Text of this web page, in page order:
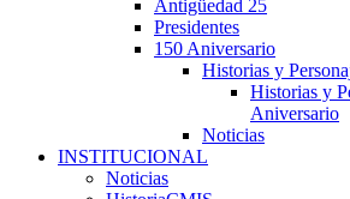
Antigüedad 25
Presidentes
150 Aniversario
Historias y
Historias y
Aniversario
Noticias
INSTITUCIONAL
Noticias